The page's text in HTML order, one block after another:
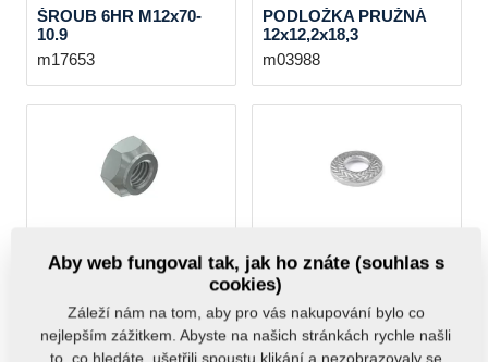
ŠROUB 6HR M12x70-
10.9
m17653
PODLOŽKA PRUŽNÁ
12x12,2x18,3
m03988
M12x1,25-8.8
12x24,25x1,6
m17545
Aby web fungoval tak, jak ho znáte (souhlas s
cookies)
Záleží nám na tom, aby pro vás nakupování bylo co
nejlepším zážitkem. Abyste na našich stránkách rychle našli
to, co hledáte, ušetřili spoustu klikání a nezobrazovaly se